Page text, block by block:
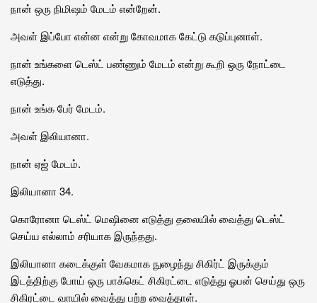
நான் ஒரு நிமிஷம் மேடம் என்றேன்.
அவள் இப்போ என்ன என்று கோவமாக கேட்டு கடுப்புனாள்.
நான் உங்களை டெஸ்ட் பண்ணும் மேடம் என்று கூறி ஒரு நோட்டை
எடுத்து.
நான் உங்க பேர் மேடம்.
அவள் இலியானா.
நான் ஏஜ் மேடம்.
இலியானா 34.
கொரோனா டெஸ்ட் மெஷினை எடுத்து தலையில் வைத்து டெஸ்ட்
செய்ய எல்லாம் சரியாக இருந்தது.
இலியானா கடைக்குள் வேகமாக நுழைந்து சிகிர்ட் இருக்கும்
இடத்திற்கு போய் ஒரு பாக்கெட் சிகிரட்டை எடுத்து ஓபன் செய்து ஒரு
சிகிரட்டை வாயில் வைத்து பற்ற வைத்தாள்.